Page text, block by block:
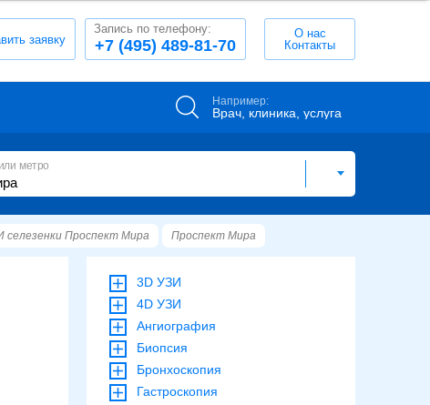
заявку +7 (495) 489-81-70
Запись по телефону:
О нас
Контакты
Например:
Врач, клиника, услуга
метро
селезенки Проспект Мира Проспект Мира
3D УЗИ
4D УЗИ
Ангиография
Биопсия
Бронхоскопия
Гастроскопия